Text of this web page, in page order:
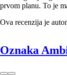
prvom planu. To je
Ova recenzija je
Oznaka